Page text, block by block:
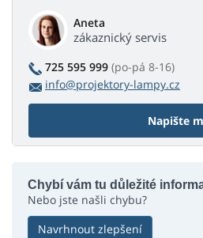
Aneta
zákaznický servis
725 595 999 (po-pá 8-16)
info@projektory-lampy.cz
Napište
Chybí vám tu důležité
Nebo jste našli chybu?
Navrhnout zlepšení